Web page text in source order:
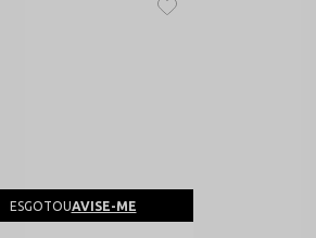
ESGOTOUAVISE-ME